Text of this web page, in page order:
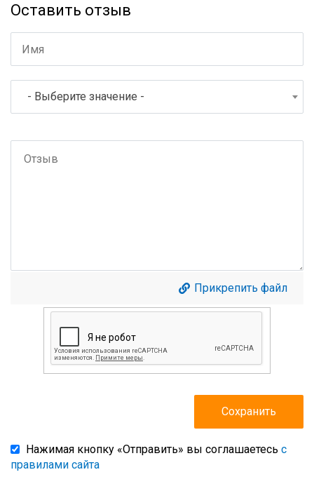
Оставить отзыв
- Выберите значение -
Прикрепить файл
Нажимая кнопку «Отправить» вы соглашаетесь с
правилами сайта